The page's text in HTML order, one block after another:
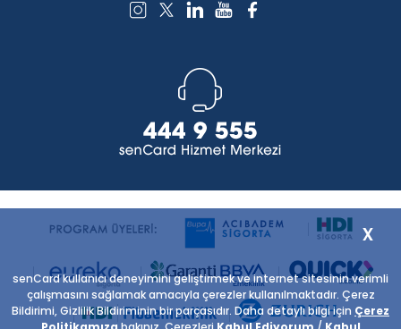
senCard kullanıcı deneyimini geliştirmek ve internet sitesinin verimli
çalışmasını sağlamak amacıyla çerezler kullanılmaktadır. Çerez
Bildirimi, Gizlilik Bildiriminin bir parçasıdır. Daha detaylı bilgi için Çerez
x